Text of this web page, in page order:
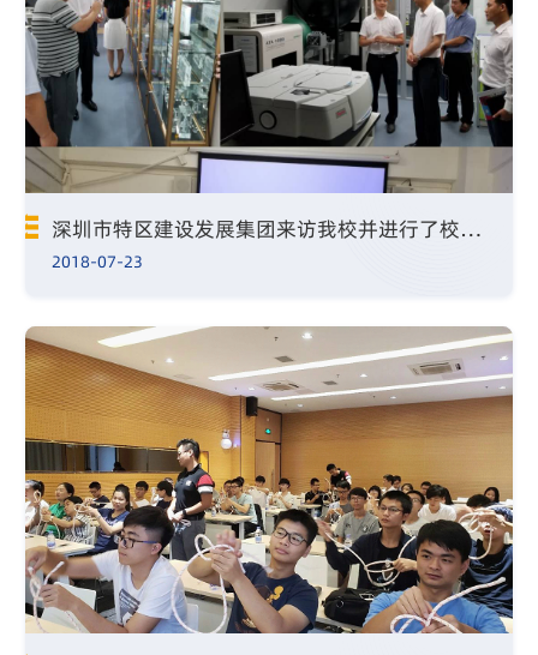
深圳市特区建设发展集团来访我校并进行了校企合作座谈
2018-07-23